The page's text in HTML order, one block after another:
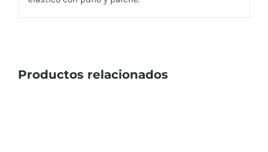
Productos relacionados